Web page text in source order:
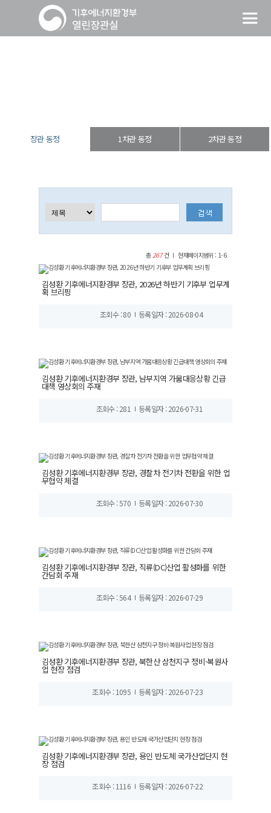
장관 동정 1차관 동정 2차관 동정
총267건 현재페이지범위 : 1-6
김성환 기후에너지환경부 장관, 2026년 하반기 기후부 업무계
획 브리핑
조회수 : 80 등록일자 : 2026-08-04
김성환 기후에너지환경부 장관, 남부지역 가뭄대응상황 긴급
대책 영상회의 주재
조회수 : 281 등록일자 : 2026-07-31
김성환 기후에너지환경부 장관, 경찰차 전기차 전환을 위한 업
무협약 체결
조회수 : 570 등록일자 : 2026-07-30
김성환 기후에너지환경부 장관, 직류(DC)산업 활성화를 위한
간담회 주재
조회수 : 564 등록일자 : 2026-07-29
김성환 기후에너지환경부 장관, 북한산 삼천지구 정비·복원사
업 현장 점검
조회수 : 1095 등록일자 : 2026-07-23
김성환 기후에너지환경부 장관, 용인 반도체 국가산업단지 현
장 점검
조회수 : 1116 등록일자 : 2026-07-22